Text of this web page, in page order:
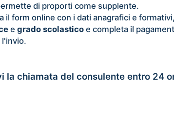
di proporti come supplente.
il form online con i dati anagrafici e
egrado scolastico e completa il
l'invio.
la chiamata del consulente entro 24